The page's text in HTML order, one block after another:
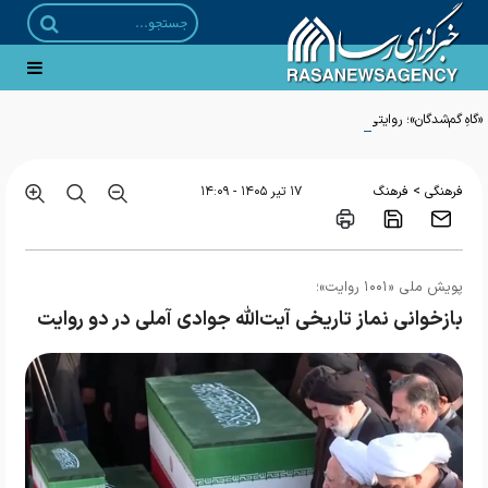
«گاهِ گم‌شدگان»؛ روایتی ادبی از مواجهه با امام رضا منتشر شد
فرهنگی > فرهنگ ۱۷ تير ۱۴۰۵ - ۱۴:۰۹
پویش ملی «۱۰۰۱ روایت»؛
بازخوانی نماز تاریخی آیت‌الله جوادی آملی در دو روایت